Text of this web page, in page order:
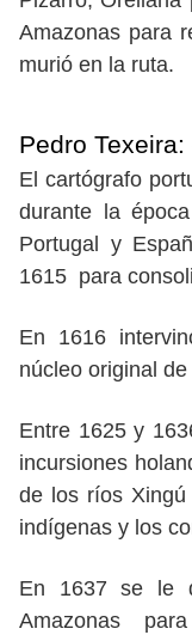
Amazonas para
murió en la ruta.
Pedro
El cartógrafo
durante la
Portugal y
1615 para
En 1616
núcleo original
Entre 1625 y
incursiones
de los ríos Xingú
indígenas y los
En 1637 se le
Amazonas